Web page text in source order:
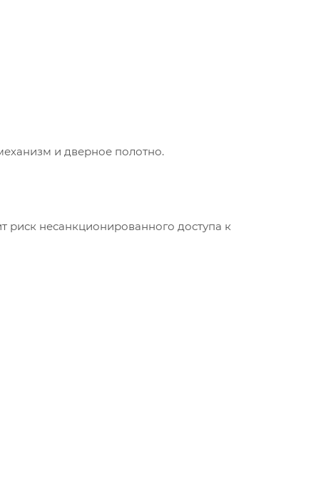
и дверное полотно.
риск несанкционированного доступа к